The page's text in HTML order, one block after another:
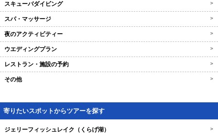
スキューバダイビング >
スパ・マッサージ >
夜のアクティビティー >
ウエディングプラン >
レストラン・施設の予約 >
その他 >
寄りたいスポットからツアーを探す
ジェリーフィッシュレイク（くらげ湖） >